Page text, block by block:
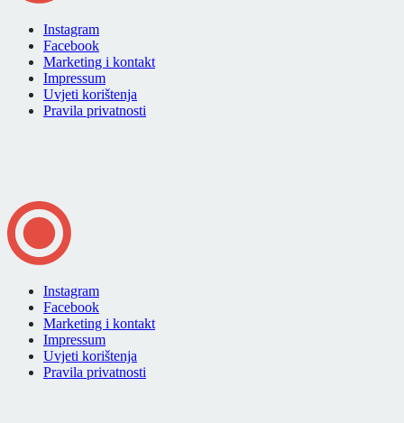
Instagram
Facebook
Marketing i kontakt
Impressum
Uvjeti korištenja
Pravila privatnosti
Instagram
Facebook
Marketing i kontakt
Impressum
Uvjeti korištenja
Pravila privatnosti